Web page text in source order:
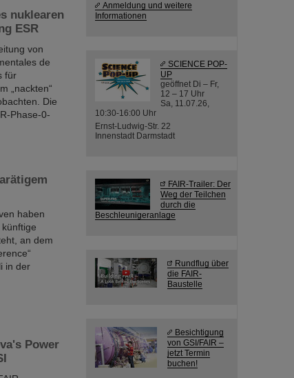
nuklearen
ESR
von
de
für
„nackten“
Die
Phase-0-
haben
an dem
in der
Power
Anmeldung und weitere
Informationen
SCIENCE POP-
UP
geöffnet Di – Fr,
12 – 17 Uhr
Sa, 11.07.26,
10:30-16:00 Uhr
Ernst-Ludwig-Str. 22
Innenstadt Darmstadt
FAIR-Trailer: Der
Weg der Teilchen
durch die
Beschleunigeranlage
Rundflug über
die FAIR-
Baustelle
Besichtigung
von GSI/FAIR –
jetzt Termin
buchen!